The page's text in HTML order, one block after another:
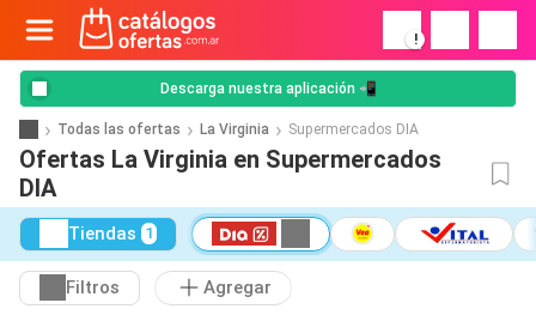
!
Descarga nuestra aplicación 📲
Todas las ofertas La Virginia Supermercados DIA
Ofertas La Virginia en Supermercados
DIA
Tiendas 1
Filtros
Agregar